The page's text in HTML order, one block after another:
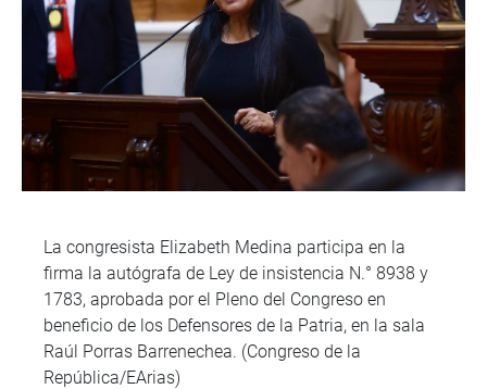
La congresista Elizabeth Medina participa en la
firma la autógrafa de Ley de insistencia N.° 8938 y
1783, aprobada por el Pleno del Congreso en
beneficio de los Defensores de la Patria, en la sala
Raúl Porras Barrenechea. (Congreso de la
República/EArias)